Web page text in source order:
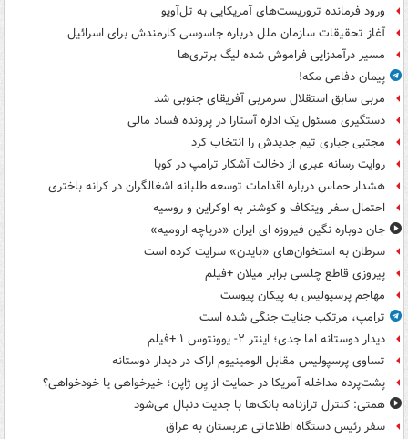
ورود فرمانده تروریست‌های آمریکایی به تل‌آویو
آغاز تحقیقات سازمان ملل درباره جاسوسی کارمندش برای اسرائیل
مسیر درآمدزایی فراموش شده لیگ برتری‌ها
پیمان دفاعی مکه!
مربی سابق استقلال سرمربی آفریقای جنوبی شد
دستگیری مسئول یک اداره آستارا در پرونده فساد مالی
مجتبی جباری تیم جدیدش را انتخاب کرد
روایت رسانه عبری از دخالت آشکار ترامپ در کوبا
هشدار حماس درباره اقدامات توسعه طلبانه اشغالگران در کرانه باختری
احتمال سفر ویتکاف و کوشنر به اوکراین و روسیه
جان دوباره نگین فیروزه ای ایران «دریاچه ارومیه»
سرطان به استخوان‌های «بایدن» سرایت کرده است
پیروزی قاطع چلسی برابر میلان +فیلم
مهاجم پرسپولیس به پیکان پیوست
ترامپ، مرتکب جنایت جنگی شده است
دیدار دوستانه اما جدی؛ اینتر ۲- یوونتوس ۱ +فیلم
تساوی پرسپولیس مقابل الومینیوم اراک در دیدار دوستانه
پشت‌پرده مداخله آمریکا در حمایت از یِن ژاپن؛ خیرخواهی یا خودخواهی؟
همتی: کنترل ترازنامه بانک‌ها با جدیت دنبال می‌شود
سفر رئیس دستگاه اطلاعاتی عربستان به عراق